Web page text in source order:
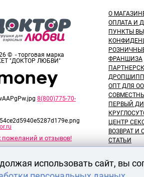
© - торговая марка
"ДОКТОР ЛЮБВИ"
8(800)775-70-
и отзывов!
65
О
ОПЛАТА И
ПУНКТЫ
ФРАНШИЗА
ОПТ ДЛЯ
ПЕРВЫЙ
ЦЕНТР
ВОЗВРАТ И
СТАТЬИ
ОБЗОРЫ
использовать сайт, вы